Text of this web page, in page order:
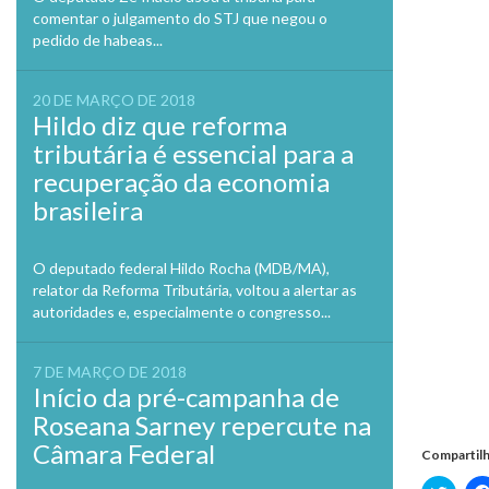
comentar o julgamento do STJ que negou o
pedido de habeas...
20 DE MARÇO DE 2018
Hildo diz que reforma
tributária é essencial para a
recuperação da economia
brasileira
O deputado federal Hildo Rocha (MDB/MA),
relator da Reforma Tributária, voltou a alertar as
autoridades e, especialmente o congresso...
7 DE MARÇO DE 2018
Início da pré-campanha de
Roseana Sarney repercute na
Câmara Federal